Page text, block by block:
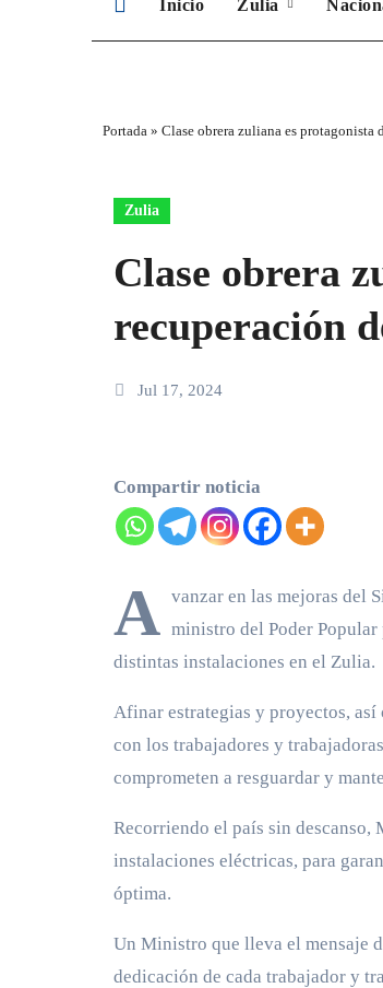
Inicio Zulia
Portada » Clase obrera zuliana es protagonista
Zulia
Clase obrera
recuperación
Jul 17, 2024
Compartir noticia
A vanzar en las mejoras del
ministro del Poder
distintas instalaciones en el Zulia.
Afinar estrategias y proyectos, así
con los trabajadores y
comprometen a resguardar y
Recorriendo el país sin descanso,
instalaciones eléctricas, para
óptima.
Un Ministro que lleva el mensaje
dedicación de cada trabajador y